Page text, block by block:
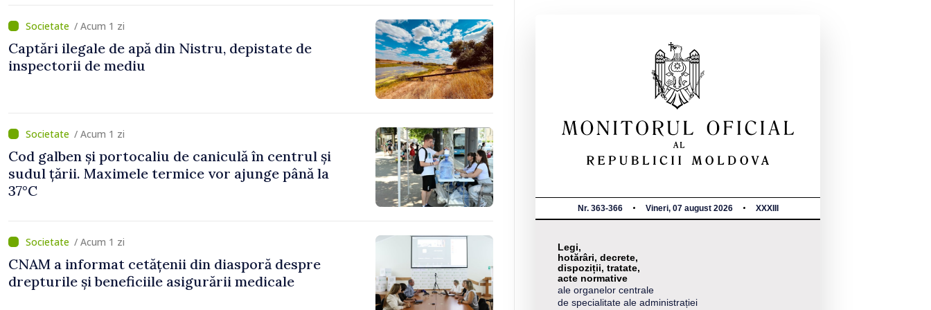
/ Acum 1 zi
Captări ilegale de apă din Nistru, depistate de
inspectorii de mediu
/ Acum 1 zi
Cod galben și portocaliu de caniculă în centrul și
sudul țării. Maximele termice vor ajunge până la
37°C
/ Acum 1 zi
CNAM a informat cetățenii din diasporă despre
drepturile și beneficiile asigurării medicale
Nr. 363-366 Vineri, 07 august 2026 XXXIII
Legi,
hotărâri, decrete,
dispoziții, tratate,
acte normative
ale organelor centrale
de specialitate ale administrației